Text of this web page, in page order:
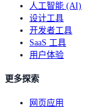
人工智能 (AI)
设计工具
开发者工具
SaaS 工具
用户体验
更多探索
网页应用